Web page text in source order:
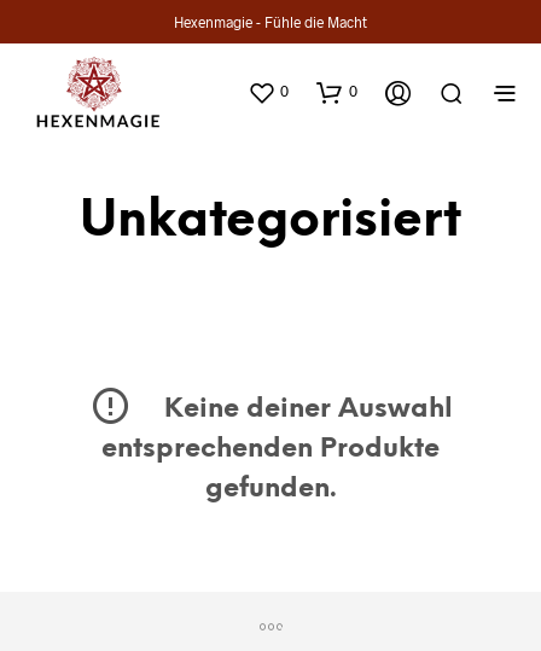
Hexenmagie - Fühle die Macht
0 0
Unkategorisiert
Keine deiner Auswahl
entsprechenden Produkte
gefunden.